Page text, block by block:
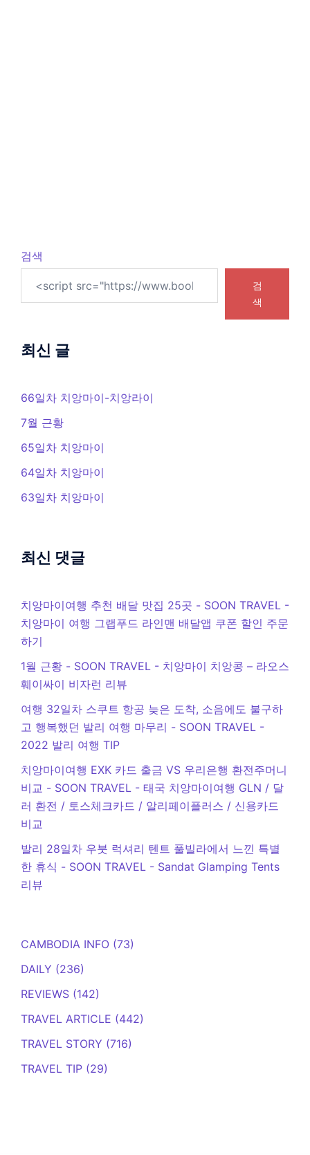
검색
검
색
최신 글
66일차 치앙마이-치앙라이
7월 근황
65일차 치앙마이
64일차 치앙마이
63일차 치앙마이
최신 댓글
치앙마이여행 추천 배달 맛집 25곳 - SOON TRAVEL -
치앙마이 여행 그랩푸드 라인맨 배달앱 쿠폰 할인 주문
하기
1월 근황 - SOON TRAVEL - 치앙마이 치앙콩 – 라오스
훼이싸이 비자런 리뷰
여행 32일차 스쿠트 항공 늦은 도착, 소음에도 불구하
고 행복했던 발리 여행 마무리 - SOON TRAVEL -
2022 발리 여행 TIP
치앙마이여행 EXK 카드 출금 VS 우리은행 환전주머니
비교 - SOON TRAVEL - 태국 치앙마이여행 GLN / 달
러 환전 / 토스체크카드 / 알리페이플러스 / 신용카드
비교
발리 28일차 우붓 럭셔리 텐트 풀빌라에서 느낀 특별
한 휴식 - SOON TRAVEL - Sandat Glamping Tents
리뷰
CAMBODIA INFO (73)
DAILY (236)
REVIEWS (142)
TRAVEL ARTICLE (442)
TRAVEL STORY (716)
TRAVEL TIP (29)